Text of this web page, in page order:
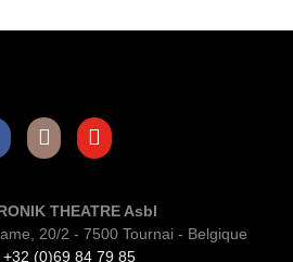
THEATRE Asbl
20/2 - 7500 Tournai - Belgique
+32 (0)69 84 79 85